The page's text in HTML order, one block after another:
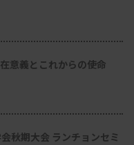
意義とこれからの使命
秋期大会 ランチョンセミ